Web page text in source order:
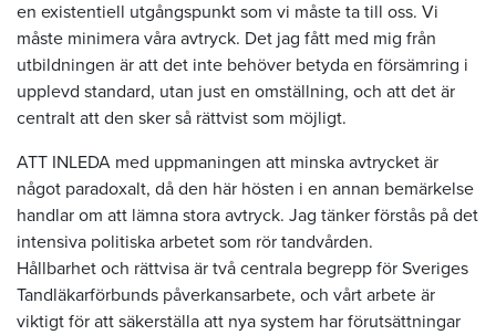
en existentiell utgångspunkt som vi måste ta till oss. Vi
måste minimera våra avtryck. Det jag fått med mig från
utbildningen är att det inte behöver betyda en försämring i
upplevd standard, utan just en omställning, och att det är
centralt att den sker så rättvist som möjligt.
ATT INLEDA med uppmaningen att minska avtrycket är
något paradoxalt, då den här hösten i en annan bemärkelse
handlar om att lämna stora avtryck. Jag tänker förstås på det
intensiva politiska arbetet som rör tandvården.
Hållbarhet och rättvisa är två centrala begrepp för Sveriges
Tandläkarförbunds påverkansarbete, och vårt arbete är
viktigt för att säkerställa att nya system har förutsättningar